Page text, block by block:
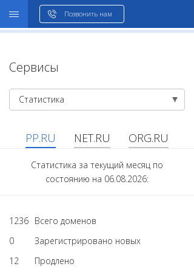
Позвонить нам
Сервисы
Статистика
PP.RU NET.RU ORG.RU
Статистика за текущий месяц по
состоянию на 06.08.2026:
1236 Всего доменов
0
Зарегистрировано новых
12
Продлено